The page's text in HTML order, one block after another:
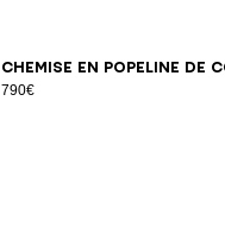
Chemise en popeline de
790€
34 3638 4042